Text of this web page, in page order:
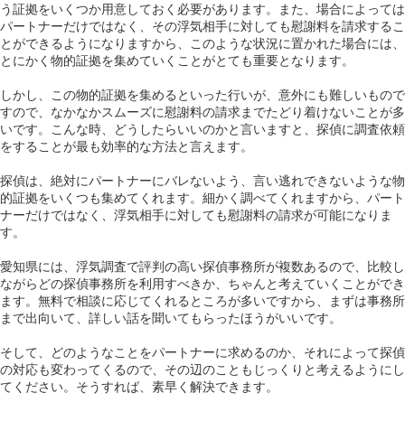
う証拠をいくつか用意しておく必要があります。また、場合によっては
パートナーだけではなく、その浮気相手に対しても慰謝料を請求するこ
とができるようになりますから、このような状況に置かれた場合には、
とにかく物的証拠を集めていくことがとても重要となります。
しかし、この物的証拠を集めるといった行いが、意外にも難しいもので
すので、なかなかスムーズに慰謝料の請求までたどり着けないことが多
いです。こんな時、どうしたらいいのかと言いますと、探偵に調査依頼
をすることが最も効率的な方法と言えます。
探偵は、絶対にパートナーにバレないよう、言い逃れできないような物
的証拠をいくつも集めてくれます。細かく調べてくれますから、パート
ナーだけではなく、浮気相手に対しても慰謝料の請求が可能になりま
す。
愛知県には、浮気調査で評判の高い探偵事務所が複数あるので、比較し
ながらどの探偵事務所を利用すべきか、ちゃんと考えていくことができ
ます。無料で相談に応じてくれるところが多いですから、まずは事務所
まで出向いて、詳しい話を聞いてもらったほうがいいです。
そして、どのようなことをパートナーに求めるのか、それによって探偵
の対応も変わってくるので、その辺のこともじっくりと考えるようにし
てください。そうすれば、素早く解決できます。